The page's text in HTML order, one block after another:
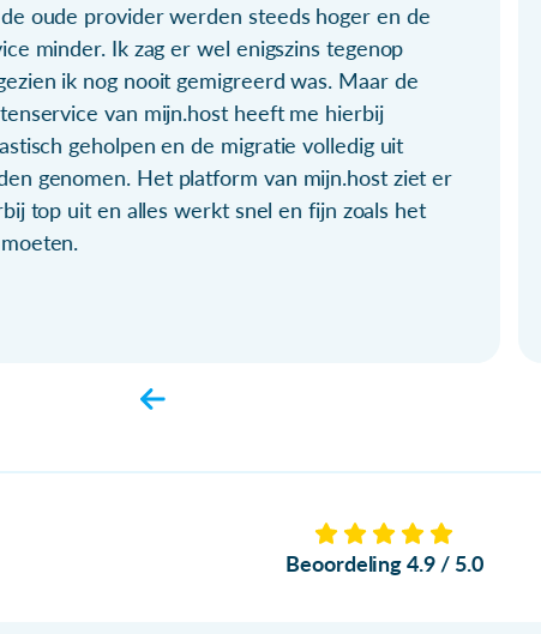
oude provider werden steeds hoger en de
minder. Ik zag er wel enigszins tegenop
ik nog nooit gemigreerd was. Maar de
van mijn.host heeft me hierbij
geholpen en de migratie volledig uit
genomen. Het platform van mijn.host ziet er
top uit en alles werkt snel en fijn zoals het
Beoordeling 4.9 / 5.0